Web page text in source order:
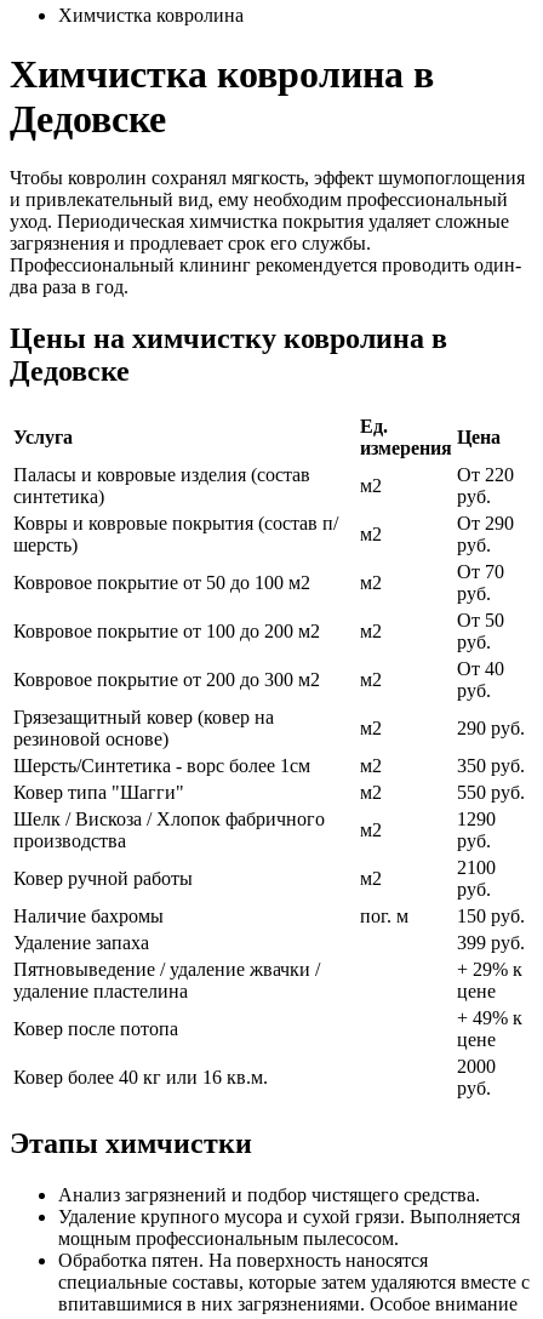
Химчистка ковролина
Химчистка ковролина в
Дедовске
Чтобы ковролин сохранял мягкость, эффект шумопоглощения
и привлекательный вид, ему необходим профессиональный
уход. Периодическая химчистка покрытия удаляет сложные
загрязнения и продлевает срок его службы.
Профессиональный клининг рекомендуется проводить один-
два раза в год.
Цены на химчистку ковролина в
Дедовске
Услуга
Ед.
измерения
Цена
Паласы и ковровые изделия (состав
синтетика)
м2
От 220
руб.
Ковры и ковровые покрытия (состав п/
шерсть)
м2
От 290
руб.
Ковровое покрытие от 50 до 100 м2
м2
От 70
руб.
Ковровое покрытие от 100 до 200 м2
м2
От 50
руб.
Ковровое покрытие от 200 до 300 м2
м2
От 40
руб.
Грязезащитный ковер (ковер на
резиновой основе)
м2
290 руб.
Шерсть/Синтетика - ворс более 1см
м2
350 руб.
Ковер типа "Шагги"
м2
550 руб.
Шелк / Вискоза / Хлопок фабричного
производства
м2
1290
руб.
Ковер ручной работы
м2
2100
руб.
Наличие бахромы
пог. м
150 руб.
Удаление запаха
399 руб.
Пятновыведение / удаление жвачки /
удаление пластелина
+ 29% к
цене
Ковер после потопа
+ 49% к
цене
Ковер более 40 кг или 16 кв.м.
2000
руб.
Этапы химчистки
Анализ загрязнений и подбор чистящего средства.
Удаление крупного мусора и сухой грязи. Выполняется
мощным профессиональным пылесосом.
Обработка пятен. На поверхность наносятся
специальные составы, которые затем удаляются вместе с
впитавшимися в них загрязнениями. Особое внимание